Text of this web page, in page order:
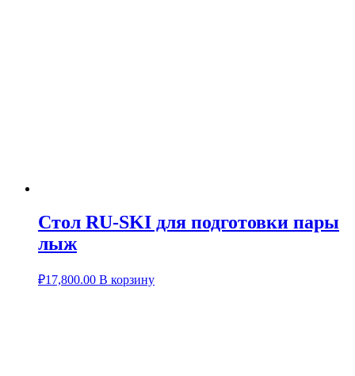
Стол RU-SKI для подготовки пары
лыж
₽17,800.00 В корзину